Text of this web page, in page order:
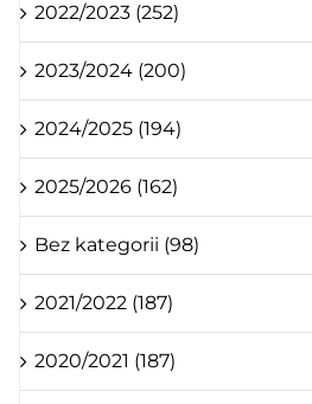
2022/2023 (252)
2023/2024 (200)
2024/2025 (194)
2025/2026 (162)
Bez kategorii (98)
2021/2022 (187)
2020/2021 (187)